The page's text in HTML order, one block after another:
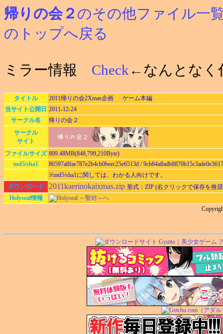
帰りの会２ のその他ファイル一
のトップへ戻る
ミラー情報 Check ←なんとなく
タイトル
2011帰りの会2Xmas企画 ゲーム本編
当サイト公開日 2011-12-24
サークル名
帰りの会２
サークル
サイト
ファイルサイズ 809.48MB(848,799,210Byte)
md5/sha1
86597a8fae787e2b4cb0beec25e6513d /
※md5/sha1に関しては、わかる人向けです。
ダウンロード
2011kaerinokaixmas.zip 形式：ZIP (右クリックで保存を推
Holyseal情報
Holyseal ～聖封～へ